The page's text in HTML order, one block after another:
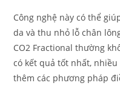
Công nghệ này có thể
da và thu nhỏ lỗ chân
CO2 Fractional thường
có kết quả tốt nhất,
thêm các phương pháp